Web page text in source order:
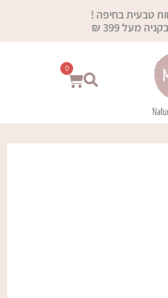
טבעית בחיפה !
מעל 399 ₪
0
עגלת